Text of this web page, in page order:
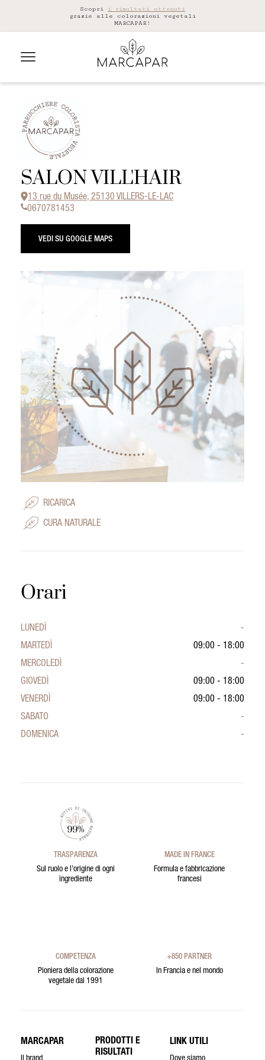
Scopri i risultati ottenuti
grazie alle colorazioni vegetali
MARCAPAR!
SALON VILL'HAIR
13 rue du Musée, 25130 VILLERS-LE-LAC
0670781453
VEDI SU GOOGLE MAPS
RICARICA
CURA NATURALE
Orari
LUNEDÌ
-
MARTEDÌ
09:00 - 18:00
MERCOLEDÌ
-
GIOVEDÌ
09:00 - 18:00
VENERDÌ
09:00 - 18:00
SABATO
-
DOMENICA
-
TRASPARENZA
Sul ruolo e l’origine di ogni
ingrediente
MADE IN FRANCE
Formula e fabbricazione
francesi
COMPETENZA
Pioniera della colorazione
vegetale dal 1991
+850 PARTNER
In Francia e nel mondo
MARCAPAR
PRODOTTI E
RISULTATI
LINK UTILI